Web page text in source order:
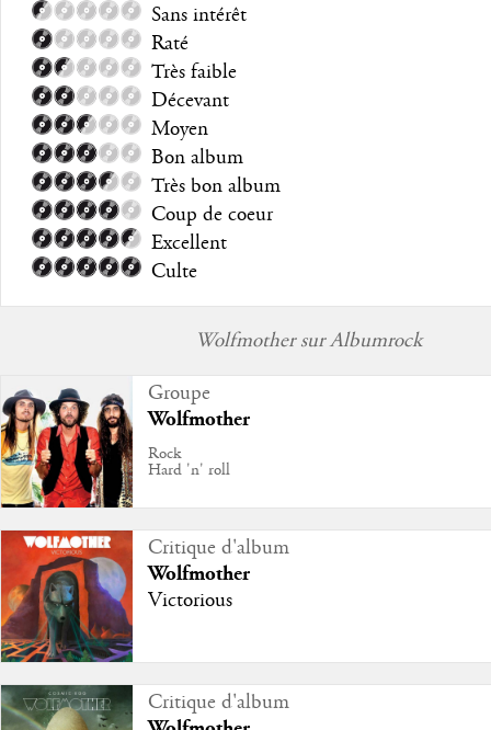
Sans intérêt
Raté
Très faible
Décevant
Moyen
Bon album
Très bon album
Coup de coeur
Excellent
Culte
Wolfmother sur Albumrock
Groupe
Wolfmother
Rock
Hard 'n' roll
Critique d'album
Wolfmother
Victorious
Critique d'album